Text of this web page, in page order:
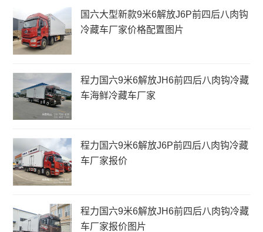
国六大型新款9米6解放J6P前四后八肉钩
冷藏车厂家价格配置图片
程力国六9米6解放JH6前四后八肉钩冷藏
车海鲜冷藏车厂家
程力国六9米6解放J6P前四后八肉钩冷藏
车厂家报价
程力国六9米6解放JH6前四后八肉钩冷藏
车厂家报价图片